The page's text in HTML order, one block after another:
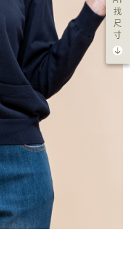
找
尺
寸